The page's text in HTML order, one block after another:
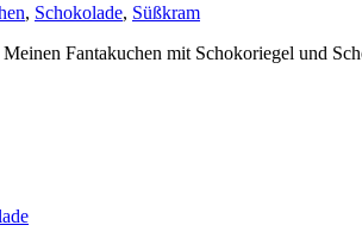
, Schokolade, Süßkram
Fantakuchen mit Schokoriegel und